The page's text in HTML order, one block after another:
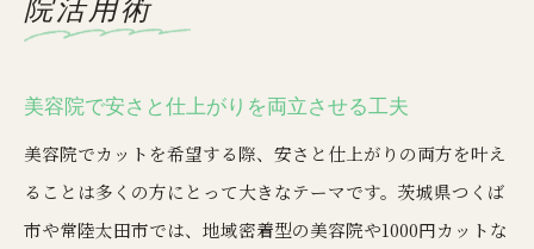
院活用術
美容院で安さと仕上がりを両立させる工夫
美容院でカットを希望する際、安さと仕上がりの両方を叶え
ることは多くの方にとって大きなテーマです。茨城県つくば
市や常陸太田市では、地域密着型の美容院や1000円カットな